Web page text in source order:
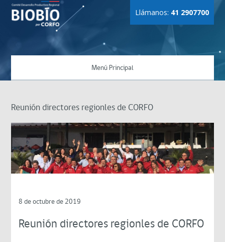
Llámanos: 41 2907700
Menú Principal
Reunión directores regionles de CORFO
8 de octubre de 2019
Reunión directores regionles de CORFO